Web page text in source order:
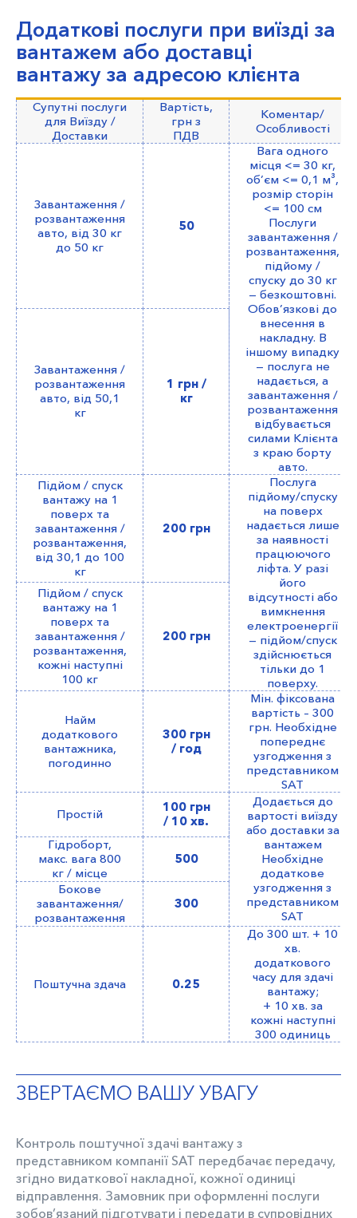
Додаткові послуги при виїзді за
вантажем або доставці
вантажу за адресою клієнта
Супутні послуги
для Виїзду /
Доставки
Вартість,
грн з
ПДВ
Коментар/
Особливості
Завантаження /
розвантаження
авто, від 30 кг
до 50 кг
50
Вага одного
місця <= 30 кг,
об’єм <= 0,1 м³,
розмір сторін
<= 100 см
Послуги
завантаження /
розвантаження,
підйому /
спуску до 30 кг
— безкоштовні.
Обов’язкові до
внесення в
накладну. В
іншому випадку
— послуга не
надається, а
завантаження /
розвантаження
відбувається
силами Клієнта
з краю борту
авто.
Завантаження /
розвантаження
авто, від 50,1
кг
1 грн /
кг
Підйом / спуск
вантажу на 1
поверх та
завантаження /
розвантаження,
від 30,1 до 100
кг
200 грн
Послуга
підйому/спуску
на поверх
надається лише
за наявності
працюючого
ліфта. У разі
його
відсутності або
вимкнення
електроенергії
— підйом/спуск
здійснюється
тільки до 1
поверху.
Підйом / спуск
вантажу на 1
поверх та
завантаження /
розвантаження,
кожні наступні
100 кг
200 грн
Найм
додаткового
вантажника,
погодинно
300 грн
/ год
Мін. фіксована
вартість – 300
грн. Необхідне
попереднє
узгодження з
представником
SAT
Простій
100 грн
/ 10 хв.
Додається до
вартості виїзду
або доставки за
вантажем
Необхідне
додаткове
узгодження з
представником
SAT
Гідроборт,
макс. вага 800
кг / місце
500
Бокове
завантаження/
розвантаження
300
Поштучна здача 0.25
До 300 шт. + 10
хв.
додаткового
часу для здачі
вантажу;
+ 10 хв. за
кожні наступні
300 одиниць
ЗВЕРТАЄМО ВАШУ УВАГУ
Контроль поштучної здачі вантажу з
представником компанії SAT передбачає передачу,
згідно видаткової накладної, кожної одиниці
відправлення. Замовник при оформленні послуги
зобов’язаний підготувати і передати в супровідних